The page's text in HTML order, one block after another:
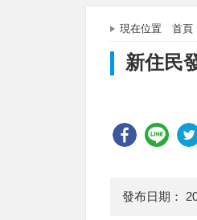
現在位置 首頁
新住民
發布日期：